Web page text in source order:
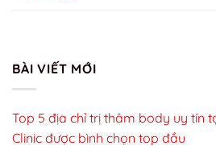
BÀI VIẾT MỚI
Top 5 địa chỉ trị thâm body uy tín
Clinic được bình chọn top đầu